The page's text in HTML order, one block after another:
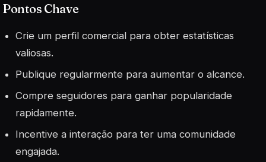
Pontos Chave
Crie um perfil comercial para obter estatísticas
valiosas.
Publique regularmente para aumentar o alcance.
Compre seguidores para ganhar popularidade
rapidamente.
Incentive a interação para ter uma comunidade
engajada.